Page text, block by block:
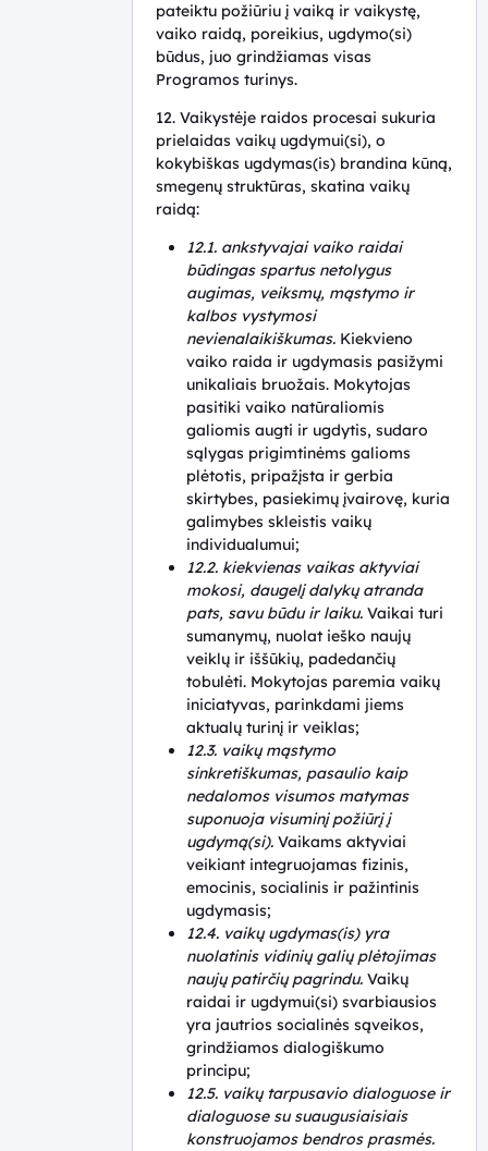
pateiktu požiūriu į vaiką ir vaikystę,
vaiko raidą, poreikius, ugdymo(si)
būdus, juo grindžiamas visas
Programos turinys.
12. Vaikystėje raidos procesai sukuria
prielaidas vaikų ugdymui(si), o
kokybiškas ugdymas(is) brandina kūną,
smegenų struktūras, skatina vaikų
raidą:
12.1. ankstyvajai vaiko raidai
būdingas spartus netolygus
augimas, veiksmų, mąstymo ir
kalbos vystymosi
nevienalaikiškumas. Kiekvieno
vaiko raida ir ugdymasis pasižymi
unikaliais bruožais. Mokytojas
pasitiki vaiko natūraliomis
galiomis augti ir ugdytis, sudaro
sąlygas prigimtinėms galioms
plėtotis, pripažįsta ir gerbia
skirtybes, pasiekimų įvairovę, kuria
galimybes skleistis vaikų
individualumui;
12.2. kiekvienas vaikas aktyviai
mokosi, daugelį dalykų atranda
pats, savu būdu ir laiku. Vaikai turi
sumanymų, nuolat ieško naujų
veiklų ir iššūkių, padedančių
tobulėti. Mokytojas paremia vaikų
iniciatyvas, parinkdami jiems
aktualų turinį ir veiklas;
12.3. vaikų mąstymo
sinkretiškumas, pasaulio kaip
nedalomos visumos matymas
suponuoja visuminį požiūrį į
ugdymą(si). Vaikams aktyviai
veikiant integruojamas fizinis,
emocinis, socialinis ir pažintinis
ugdymasis;
12.4. vaikų ugdymas(is) yra
nuolatinis vidinių galių plėtojimas
naujų patirčių pagrindu. Vaikų
raidai ir ugdymui(si) svarbiausios
yra jautrios socialinės sąveikos,
grindžiamos dialogiškumo
principu;
12.5. vaikų tarpusavio dialoguose ir
dialoguose su suaugusiaisiais
konstruojamos bendros prasmės.